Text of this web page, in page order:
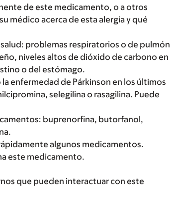
de este medicamento, o a otros
médico acerca de esta alergia y qué
problemas respiratorios o de pulmón
niveles altos de dióxido de carbono en
o del estómago.
enfermedad de Párkinson en los últimos
selegilina o rasagilina. Puede
buprenorfina, butorfanol,
algunos medicamentos.
este medicamento.
que pueden interactuar con este